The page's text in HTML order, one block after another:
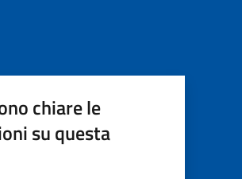
chiare le
su questa